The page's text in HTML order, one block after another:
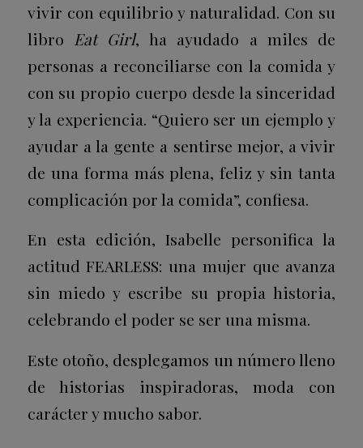
vivir con equilibrio y naturalidad. Con su
libro Eat Girl, ha ayudado a miles de
personas a reconciliarse con la comida y
con su propio cuerpo desde la sinceridad
y la experiencia. “Quiero ser un ejemplo y
ayudar a la gente a sentirse mejor, a vivir
de una forma más plena, feliz y sin tanta
complicación por la comida”, confiesa.
En esta edición, Isabelle personifica la
actitud FEARLESS: una mujer que avanza
sin miedo y escribe su propia historia,
celebrando el poder se ser una misma.
Este otoño, desplegamos un número lleno
de historias inspiradoras, moda con
carácter y mucho sabor.